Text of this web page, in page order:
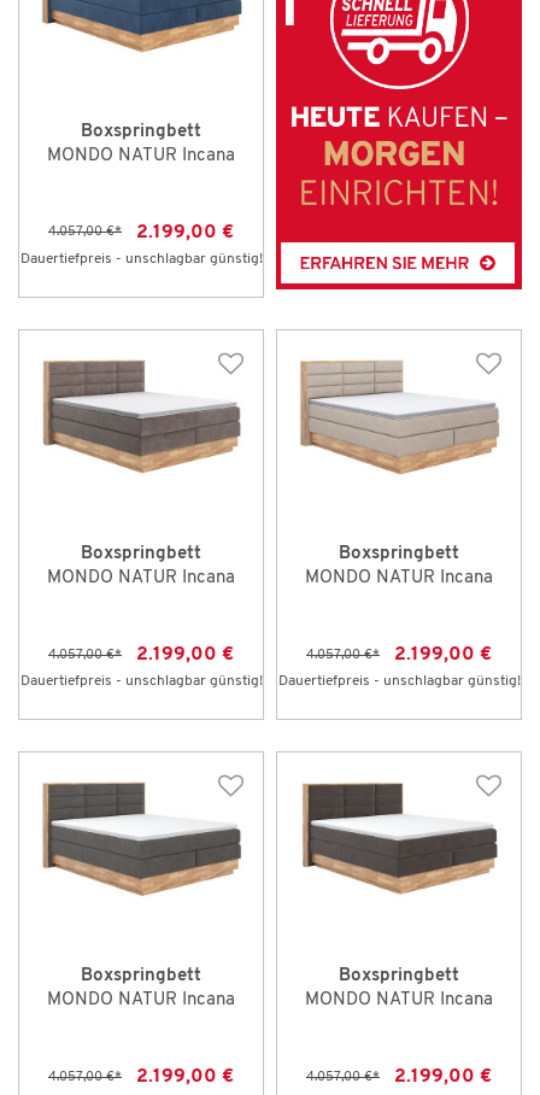
Boxspringbett
MONDO NATUR Incana
4.057,00 €* 2.199,00 €
Dauertiefpreis - unschlagbar günstig!
Boxspringbett
MONDO NATUR Incana
4.057,00 €* 2.199,00 €
Dauertiefpreis - unschlagbar günstig!
Boxspringbett
MONDO NATUR Incana
4.057,00 €* 2.199,00 €
Dauertiefpreis - unschlagbar günstig!
Boxspringbett
MONDO NATUR Incana
4.057,00 €* 2.199,00 €
Boxspringbett
MONDO NATUR Incana
4.057,00 €* 2.199,00 €